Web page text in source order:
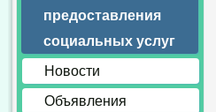
предоставления
социальных услуг
Новости
Объявления